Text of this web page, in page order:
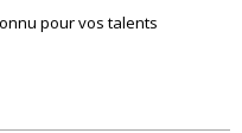
pour vos talents